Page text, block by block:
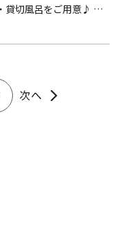
貸切風呂をご用意♪ ■
まれる天然温泉！ ■未